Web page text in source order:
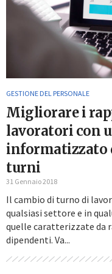
GESTIONE DEL PERSONALE
Migliorare i
lavoratori con
informatizzato
turni
31 Gennaio 2018
Il cambio di turno di
qualsiasi settore e in
quelle caratterizzate da
dipendenti. Va...